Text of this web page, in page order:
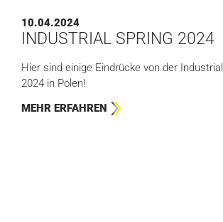
10.04.2024
INDUSTRIAL SPRING 2024
Hier sind einige Eindrücke von der
2024 in Polen!
MEHR ERFAHREN